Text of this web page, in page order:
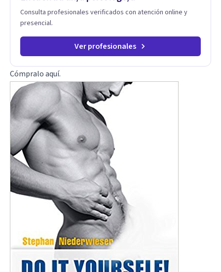
Consulta profesionales verificados con atención online y
presencial.
Ver profesionales
Cómpraloaquí.